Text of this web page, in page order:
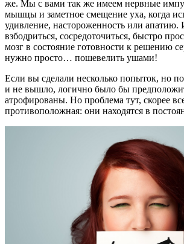
же. Мы с вами так же имеем нервные
мышцы и заметное смещение уха, когда
удивление, настороженность или
взбодриться, сосредоточиться, быстро
мозг в состояние готовности к решению
нужно просто… пошевелить ушами!
Если вы сделали несколько попыток, но
и не вышло, логично было бы
атрофированы. Но проблема тут, скорее
противоположная: они находятся в